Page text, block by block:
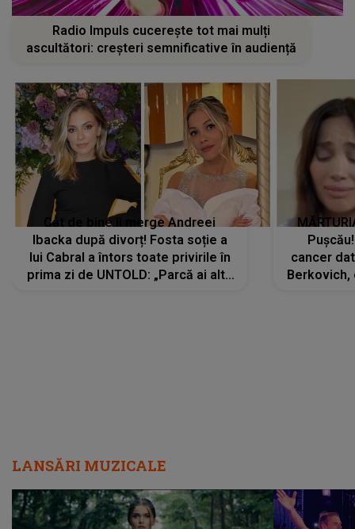
Radio Impuls cucerește tot mai mulți
ascultători: creșteri semnificative în audiență
Cât de bine îi merge Andreei
Ibacka după divorț! Fosta soție a
lui Cabral a întors toate privirile în
prima zi de UNTOLD: „Parcă ai altă
cancer
Berkovich,
LANSĂRI MUZICALE